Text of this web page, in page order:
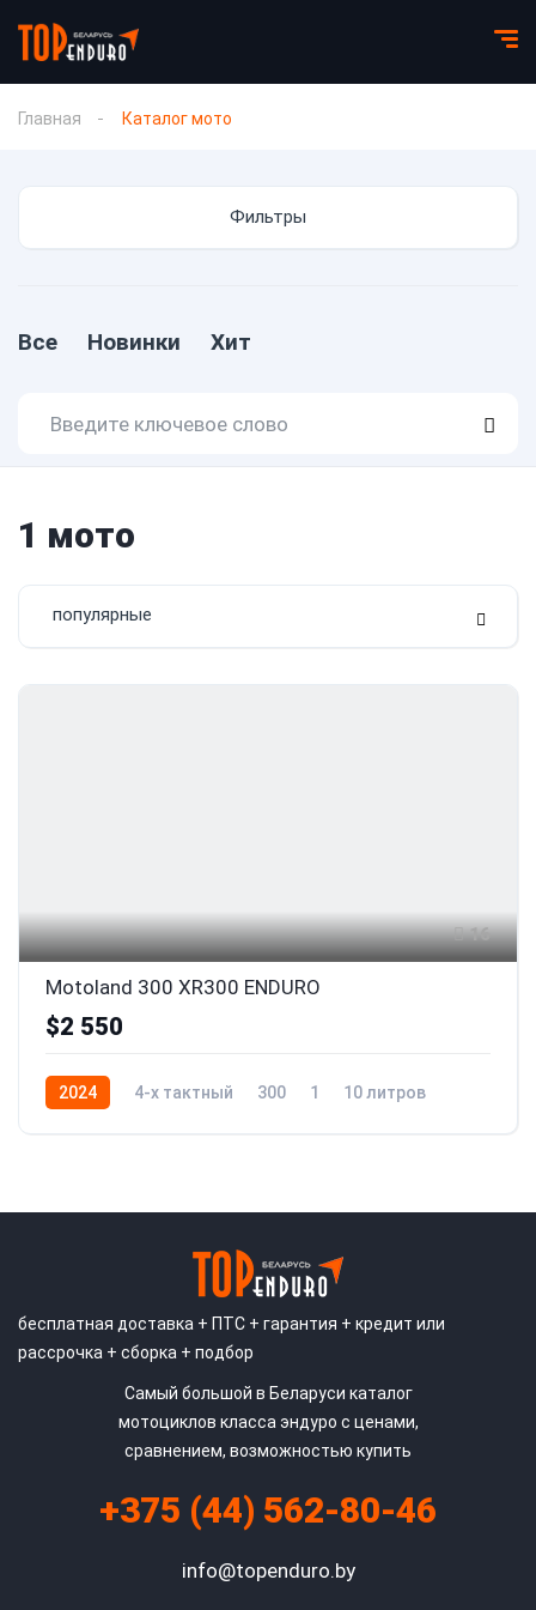
Главная Каталог мото
Фильтры
Все Новинки Хит
1 мото
популярные
16
Motoland 300 XR300 ENDURO
$2 550
2024 4-x тактный 300 1
10 литров
бесплатная доставка + ПТС + гарантия + кредит или
рассрочка + сборка + подбор
Самый большой в Беларуси каталог
мотоциклов класса эндуро с ценами,
сравнением, возможностью купить
+375 (44) 562-80-46
info@topenduro.by